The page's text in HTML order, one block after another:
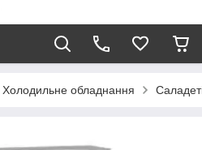
Холодильне обладнання